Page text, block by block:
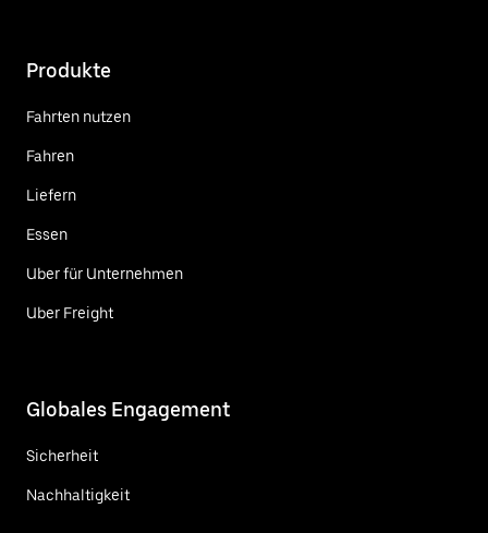
Produkte
Fahrten nutzen
Fahren
Liefern
Essen
Uber für Unternehmen
Uber Freight
Globales Engagement
Sicherheit
Nachhaltigkeit